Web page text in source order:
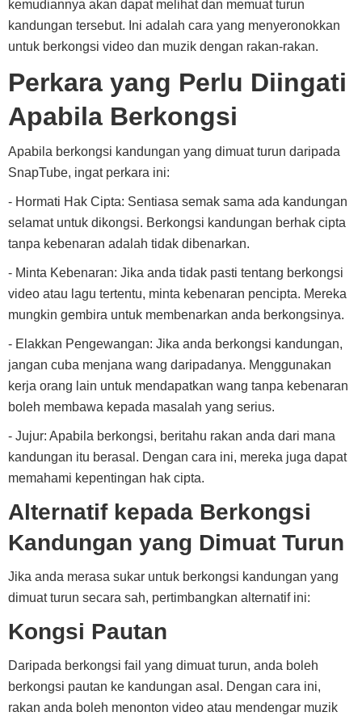
kemudiannya akan dapat melihat dan memuat turun
kandungan tersebut. Ini adalah cara yang menyeronokkan
untuk berkongsi video dan muzik dengan rakan-rakan.
Perkara yang Perlu Diingati
Apabila Berkongsi
Apabila berkongsi kandungan yang dimuat turun daripada
SnapTube, ingat perkara ini:
- Hormati Hak Cipta: Sentiasa semak sama ada kandungan
selamat untuk dikongsi. Berkongsi kandungan berhak cipta
tanpa kebenaran adalah tidak dibenarkan.
- Minta Kebenaran: Jika anda tidak pasti tentang berkongsi
video atau lagu tertentu, minta kebenaran pencipta. Mereka
mungkin gembira untuk membenarkan anda berkongsinya.
- Elakkan Pengewangan: Jika anda berkongsi kandungan,
jangan cuba menjana wang daripadanya. Menggunakan
kerja orang lain untuk mendapatkan wang tanpa kebenaran
boleh membawa kepada masalah yang serius.
- Jujur: Apabila berkongsi, beritahu rakan anda dari mana
kandungan itu berasal. Dengan cara ini, mereka juga dapat
memahami kepentingan hak cipta.
Alternatif kepada Berkongsi
Kandungan yang Dimuat Turun
Jika anda merasa sukar untuk berkongsi kandungan yang
dimuat turun secara sah, pertimbangkan alternatif ini:
Kongsi Pautan
Daripada berkongsi fail yang dimuat turun, anda boleh
berkongsi pautan ke kandungan asal. Dengan cara ini,
rakan anda boleh menonton video atau mendengar muzik